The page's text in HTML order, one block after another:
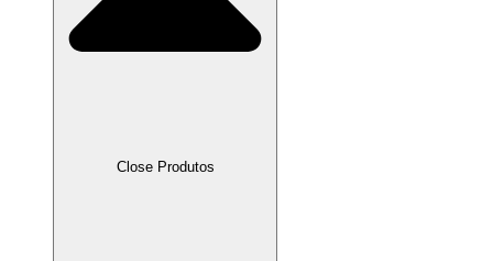
Close Produtos